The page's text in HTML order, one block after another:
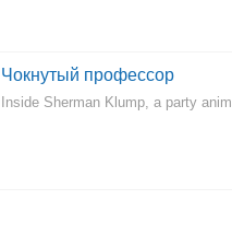
Чокнутый профессор
Inside Sherman Klump, a party